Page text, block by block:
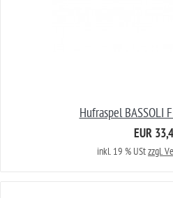
Hufraspel BASSOLI
EUR
inkl. 19 % UStzzgl.